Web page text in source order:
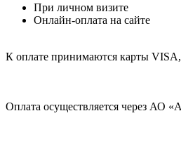
При личном визите
Онлайн-оплата на сайте
К оплате принимаются карты
Оплата осуществляется через